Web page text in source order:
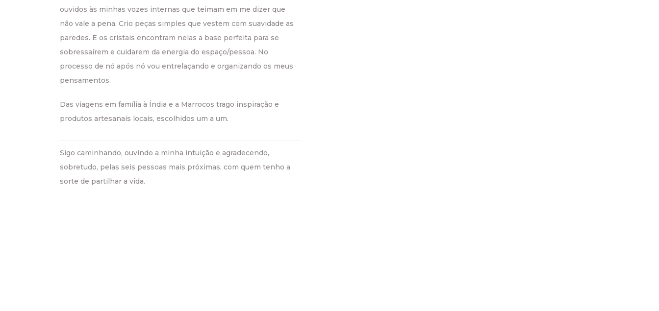
ouvidos às minhas vozes internas que teimam em me dizer que
não vale a pena. Crio peças simples que vestem com suavidade as
paredes. E os cristais encontram nelas a base perfeita para se
sobressaírem e cuidarem da energia do espaço/pessoa. No
processo de nó após nó vou entrelaçando e organizando os meus
pensamentos.
Das viagens em família à Índia e a Marrocos trago inspiração e
produtos artesanais locais, escolhidos um a um.
Sigo caminhando, ouvindo a minha intuição e agradecendo,
sobretudo, pelas seis pessoas mais próximas, com quem tenho a
sorte de partilhar a vida.